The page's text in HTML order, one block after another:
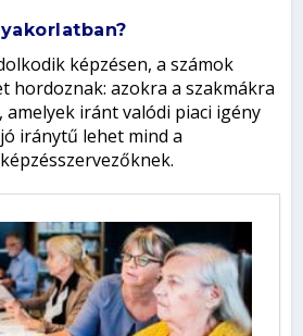
képzésen, a számok
hordoznak: azokra a szakmákra
iránt valódi piaci igény
iránytű lehet mind a